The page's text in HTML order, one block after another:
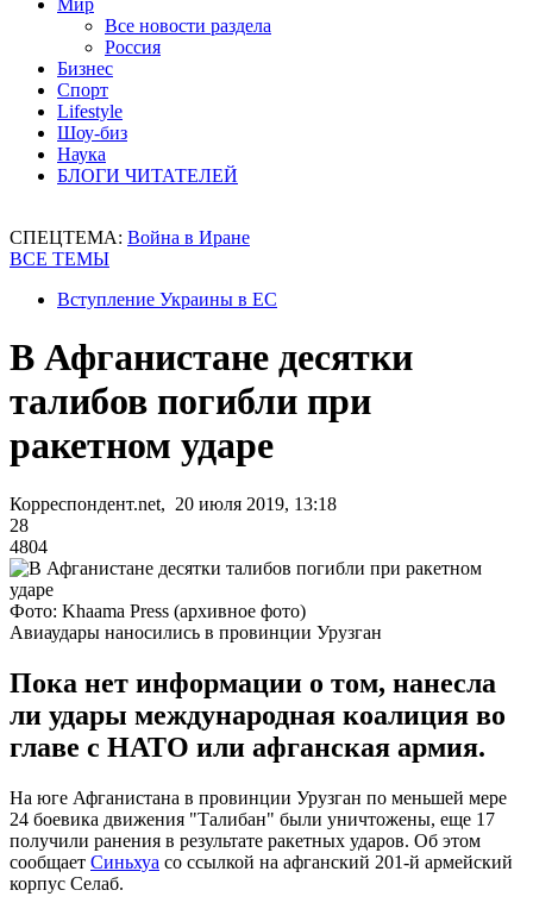
Мир
Все новости раздела
Россия
Бизнес
Спорт
Lifestyle
Шоу-биз
Наука
БЛОГИ ЧИТАТЕЛЕЙ
СПЕЦТЕМА: Война в Иране
ВСЕ ТЕМЫ
Вступление Украины в ЕС
В Афганистане десятки
талибов погибли при
ракетном ударе
Корреспондент.net, 20 июля 2019, 13:18
28
4804
Фото: Khaama Press (архивное фото)
Авиаудары наносились в провинции Урузган
Пока нет информации о том, нанесла
ли удары международная коалиция во
главе с НАТО или афганская армия.
На юге Афганистана в провинции Урузган по меньшей мере
24 боевика движения "Талибан" были уничтожены, еще 17
получили ранения в результате ракетных ударов. Об этом
сообщает Синьхуа со ссылкой на афганский 201-й армейский
корпус Селаб.